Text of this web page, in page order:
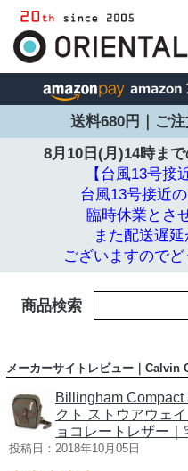
送料680円｜ご
8月10日(月)14時ま
【台風13号接
台風13号接近
臨時休業とさ
また配送遅
ございますのでど
商品検索
メーカーサイトレビュー｜Calvin
Billingham
クト ストウアウェ
ョコレートレザー
投稿日：2018年10月05日